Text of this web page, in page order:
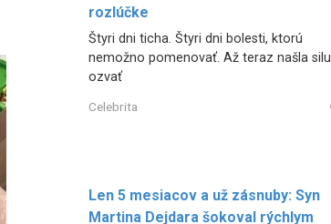
rozlúčke
Štyri dni ticha. Štyri dni bolesti, ktorú
nemožno pomenovať. Až teraz našla silu
ozvať
Celebrita
Len 5 mesiacov a už zásnuby: Syn
Martina Dejdara šokoval rýchlym